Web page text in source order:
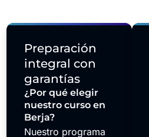
Preparación
integral con
garantías
¿Por qué elegir
nuestro curso en
Berja?
Nuestro programa